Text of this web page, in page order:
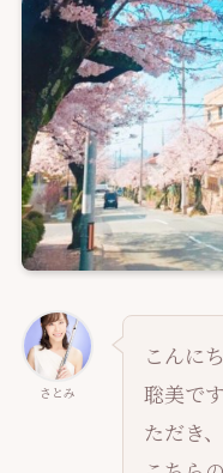
さとみ
こんに
聡美で
ただき